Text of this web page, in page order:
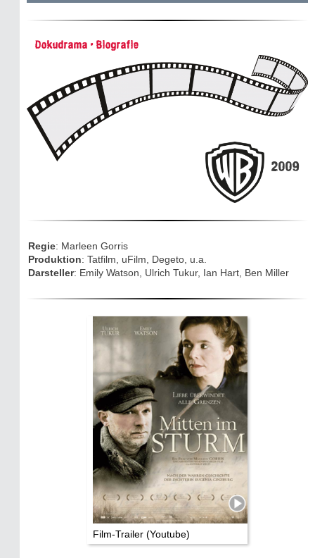
Historie:
Mythen, Märchen & Legenden (2025)
Drehorte & Tatorte
Eifelkrimi: Keine Gutenachtgeschichte
Die Autoren
TV & Kino
Die Stars:
Wer hat wo gedreht?
Mediathek
Impressum
Datenschutz
Dokudrama • Biografie
2009
Regie: Marleen Gorris
Produktion: Tatfilm, uFilm, Degeto, u.a.
Darsteller: Emily Watson, Ulrich Tukur, Ian Hart, Ben Miller
Film-Trailer (Youtube)